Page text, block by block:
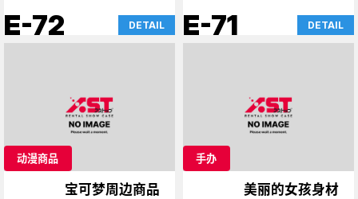
E-72 DETAIL E-71 DETAIL
动漫商品
宝可梦周边商品
手办
美丽的女孩身材